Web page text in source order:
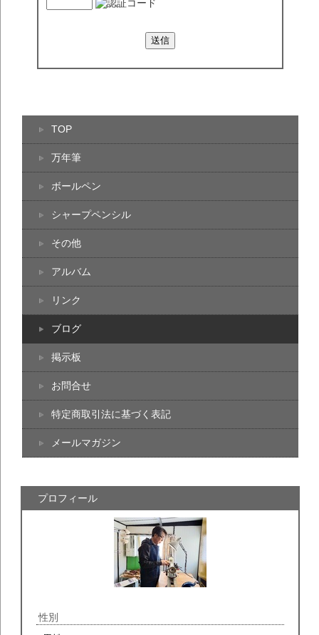
TOP
万年筆
ボールペン
シャープペンシル
その他
アルバム
リンク
ブログ
掲示板
お問合せ
特定商取引法に基づく表記
メールマガジン
プロフィール
性別